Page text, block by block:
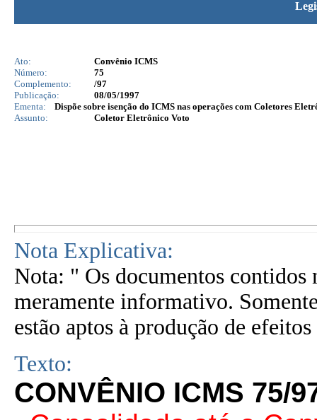
Ato:
Convênio ICMS
Número:
75
Complemento:
/97
Publicação:
08/05/1997
Ementa:
Dispõe sobre isenção do ICMS nas operações com Coletores
Assunto:
Coletor Eletrônico Voto
Nota Explicativa:
Nota: " Os documentos contidos
meramente informativo.
estão aptos à produção de
Texto:
CONVÊNIO ICMS 75/